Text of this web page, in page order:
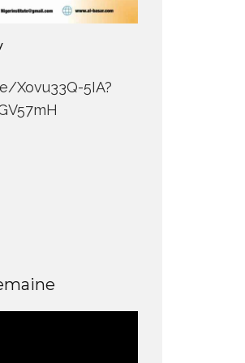
Xovu33Q-5IA?